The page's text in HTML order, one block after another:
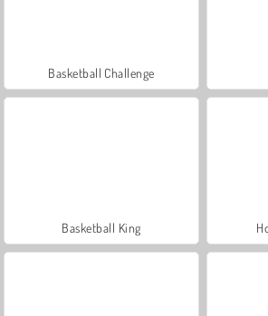
Basketball Challenge
Basketball King